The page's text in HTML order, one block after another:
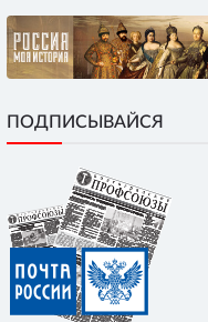
ПОДПИСЫВАЙСЯ